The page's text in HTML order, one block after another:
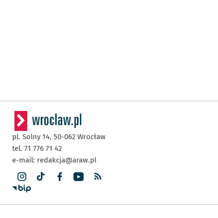
pl. Solny 14, 50-062 Wrocław
tel. 71 776 71 42
e-mail: redakcja@araw.pl